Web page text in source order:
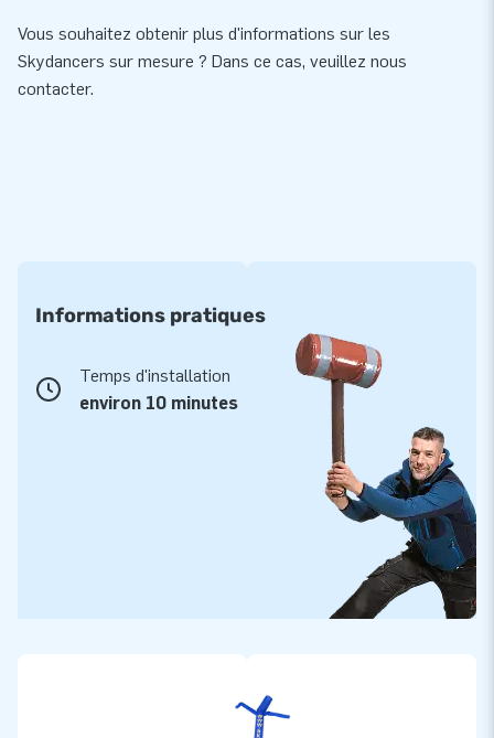
Vous souhaitez obtenir plus d'informations sur les
Skydancers sur mesure ? Dans ce cas, veuillez nous
contacter.
Informations pratiques
Temps d'installation
environ 10 minutes